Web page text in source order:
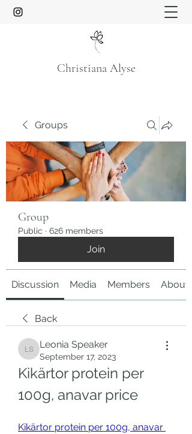
Christiana Alyse
Groups
Group
Public · 626 members
Join
Discussion Media Members About
Back
Leonia Speaker
Leonia Speaker
September 17, 2023
Kikärtor protein per
100g, anavar price
Kikärtor protein per 100g, anavar